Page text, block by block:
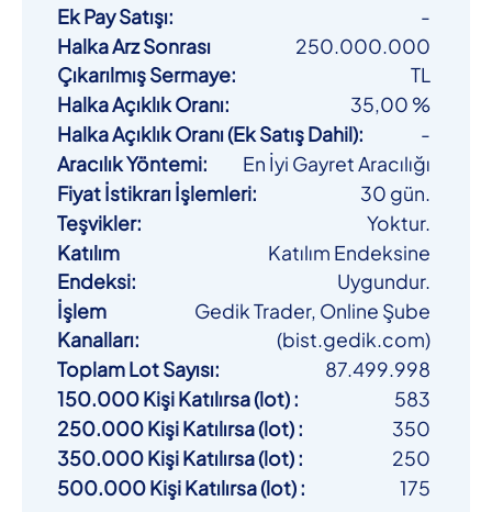
Ek Pay Satışı:
-
Halka Arz Sonrası
Çıkarılmış Sermaye:
250.000.000
TL
Halka Açıklık Oranı:
35,00 %
Halka Açıklık Oranı (Ek Satış Dahil):
-
Aracılık Yöntemi:
En İyi Gayret Aracılığı
Fiyat İstikrarı İşlemleri:
30 gün.
Teşvikler:
Yoktur.
Katılım
Endeksi:
Katılım Endeksine
Uygundur.
İşlem
Kanalları:
Gedik Trader, Online Şube
(bist.gedik.com)
Toplam Lot Sayısı:
87.499.998
150.000 Kişi Katılırsa (lot):
583
250.000 Kişi Katılırsa (lot):
350
350.000 Kişi Katılırsa (lot):
250
500.000 Kişi Katılırsa (lot): 175